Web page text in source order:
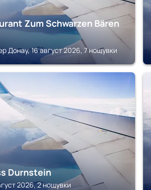
Zum Schwarzen Bären
Донау, 16 август 2026, 7 нощувки
Durnstein
2026, 2 нощувки